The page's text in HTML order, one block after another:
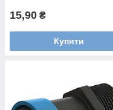
15,90 ₴
Купити